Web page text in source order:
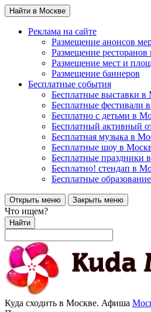
Найти в Москве
Реклама на сайте
Размещение анонсов
Размещение ресторанов
Размещение мест и
Размещение баннеров
Бесплатные события
Бесплатные выставки в
Бесплатные фестивали
Бесплатно с детьми в
Бесплатный активный
Бесплатная музыка в
Бесплатные шоу в
Бесплатные праздники
Бесплатно! стендап в
Бесплатные
Открыть меню Закрыть меню
Что ищем?
Найти
Куда сходить в Москве. Афиша